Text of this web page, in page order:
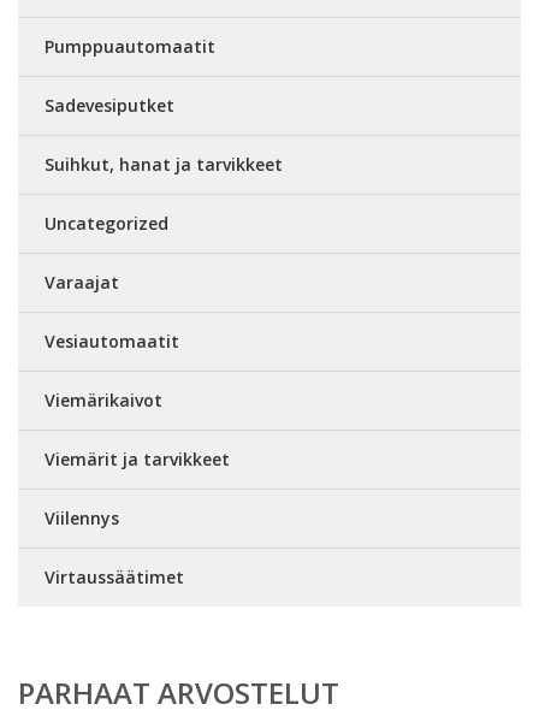
Pumppuautomaatit
Sadevesiputket
Suihkut, hanat ja tarvikkeet
Uncategorized
Varaajat
Vesiautomaatit
Viemärikaivot
Viemärit ja tarvikkeet
Viilennys
Virtaussäätimet
PARHAAT ARVOSTELUT